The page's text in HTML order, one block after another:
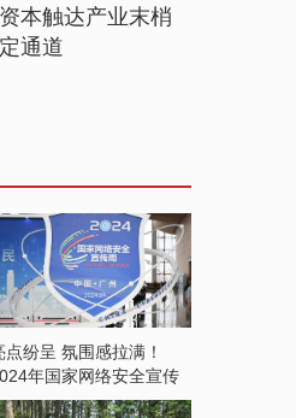
本触达产业末梢
通道
点纷呈 氛围感拉满！
年国家网络安全宣传
开启